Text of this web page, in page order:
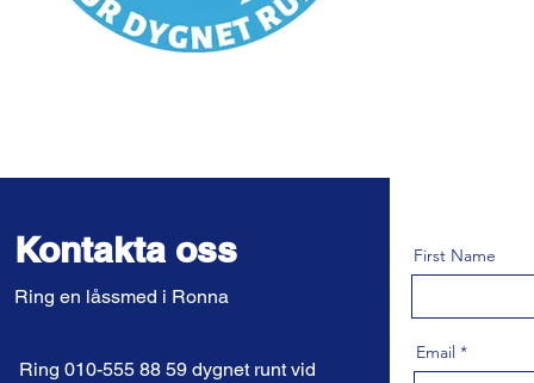
Kontakta oss
Ring en låssmed i Ronna
Ring 010-555 88 59 dygnet runt vid
First Name
Email